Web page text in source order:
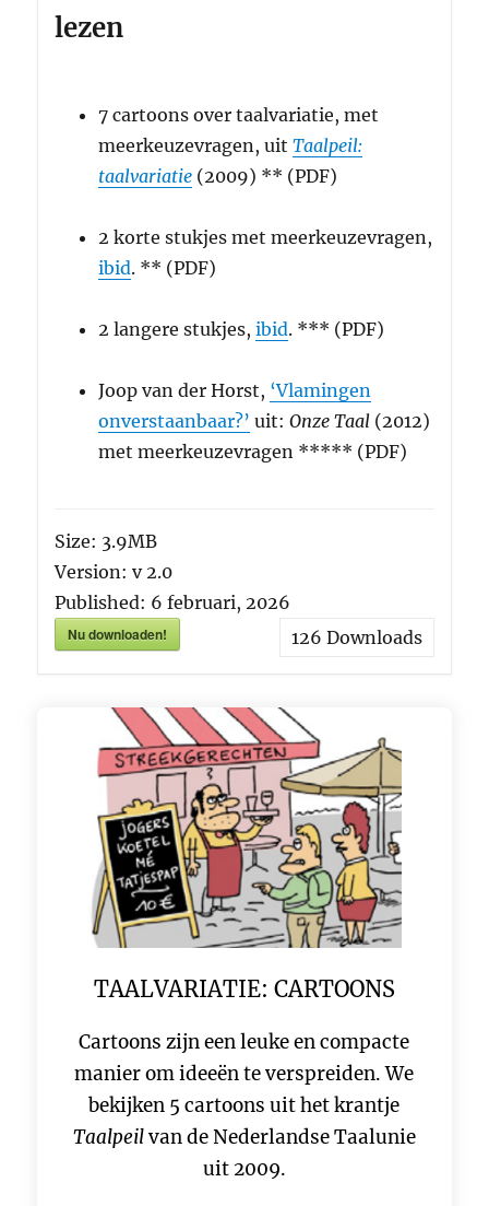
lezen
7 cartoons over taalvariatie, met
meerkeuzevragen, uitTaalpeil:
taalvariatie (2009) ** (PDF)
2 korte stukjes met meerkeuzevragen,
ibid. ** (PDF)
2 langere stukjes,ibid. *** (PDF)
Joop van der Horst, ‘Vlamingen
onverstaanbaar?’ uit:Onze Taal (2012)
met meerkeuzevragen ***** (PDF)
Size: 3.9MB
Version:v 2.0
Published: 6 februari, 2026
Nu downloaden! 126 Downloads
TAALVARIATIE: CARTOONS
Cartoons zijn een leuke en compacte
manier om ideeën te verspreiden. We
bekijken 5 cartoons uit het krantje
Taalpeilvan de Nederlandse Taalunie
uit 2009.